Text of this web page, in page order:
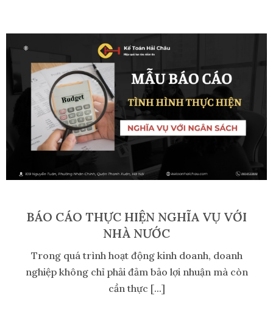
BÁO CÁO THỰC HIỆN NGHĨA VỤ VỚI
NHÀ NƯỚC
Trong quá trình hoạt động kinh doanh, doanh
nghiệp không chỉ phải đảm bảo lợi nhuận mà còn
cần thực [...]